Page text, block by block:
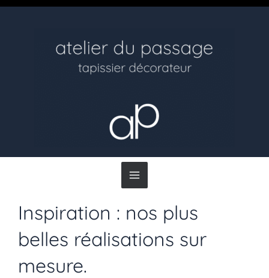
Menu
Inspiration : nos plus
belles réalisations sur
mesure.